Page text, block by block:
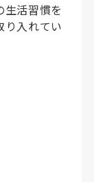
生活習慣を
り入れてい